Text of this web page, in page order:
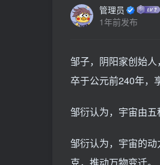
管理员
1年前发布
邹子，阴阳家创始
卒于公元前240年，
邹衍认为，宇宙由
邹衍认为，宇宙的